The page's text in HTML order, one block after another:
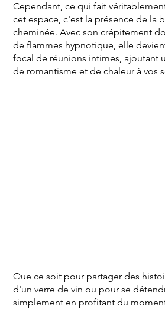
Cependant, ce qui fait
cet espace, c'est la présence de la
cheminée. Avec son crépitement
de flammes hypnotique, elle
focal de réunions intimes, ajoutant
de romantisme et de chaleur à vos
Que ce soit pour partager des
d'un verre de vin ou pour se
simplement en profitant du